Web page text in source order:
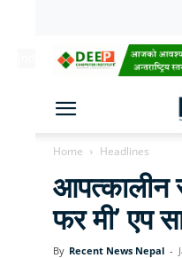
[ndc-today-date]
Home Headlines
आपत्कालीन
फर मी’ एप
By Recent News Nepal -